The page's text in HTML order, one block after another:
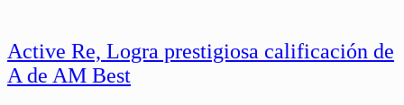
Active Re, Logra prestigiosa calificación de
A de AM Best